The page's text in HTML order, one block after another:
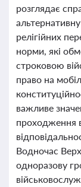
розглядає
релігійних
норми, які
строковою
право на
важливе
проходження
Водночас
одноразову